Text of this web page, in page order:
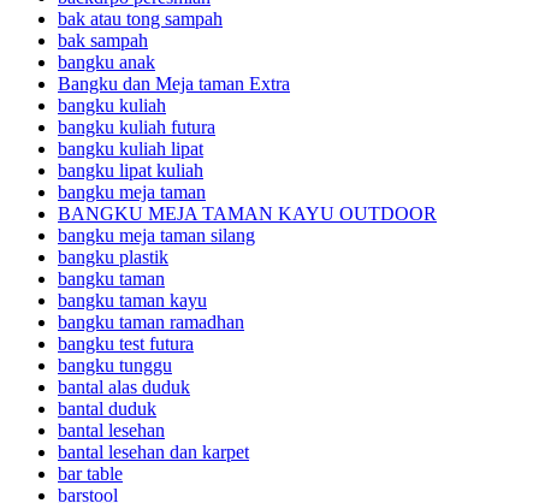
bak atau tong sampah
bak sampah
bangku anak
Bangku dan Meja taman Extra
bangku kuliah
bangku kuliah futura
bangku kuliah lipat
bangku lipat kuliah
bangku meja taman
BANGKU MEJA TAMAN KAYU OUTDOOR
bangku meja taman silang
bangku plastik
bangku taman
bangku taman kayu
bangku taman ramadhan
bangku test futura
bangku tunggu
bantal alas duduk
bantal duduk
bantal lesehan
bantal lesehan dan karpet
bar table
barstool